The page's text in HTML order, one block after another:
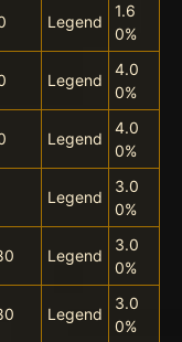
Legend
1.6
0%
Legend
4.0
0%
Legend
4.0
0%
Legend
3.0
0%
Legend
3.0
0%
Legend
3.0
0%